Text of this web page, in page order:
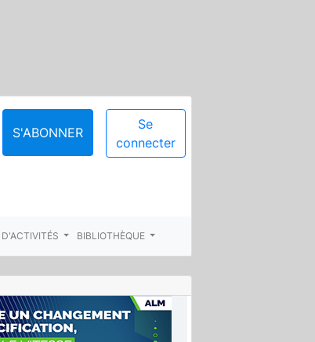
S'ABONNER
Se
connecter
BIBLIOTHÈQUE